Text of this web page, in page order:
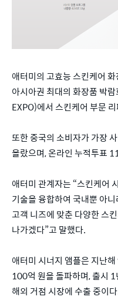
애터미의 고효능 스킨케어
아시아권 최대의 화장품 박
EXPO)에서 스킨케어 부문
또한 중국의 소비자가 가장
올랐으며, 온라인 누적투표
애터미 관계자는 “스킨케어
기술을 융합하여 국내뿐 아
고객 니즈에 맞춘 다양한 스
나가겠다”고 말했다.
애터미 시너지 앰플은 지난
100억 원을 돌파하며, 출시
해외 거점 시장에 수출 중이